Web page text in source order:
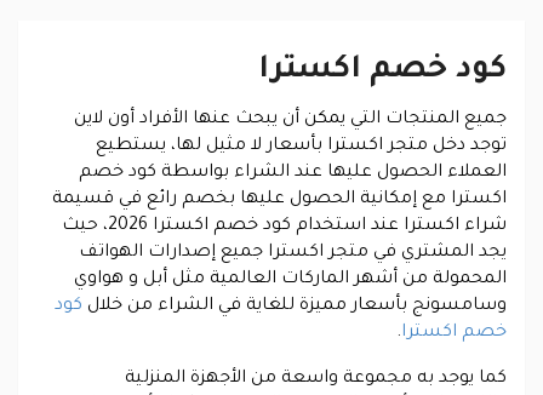
كود خصم اكسترا
جميع المنتجات التي يمكن أن يبحث عنها الأفراد أون لاين
توجد دخل متجر اكسترا بأسعار لا مثيل لها، يستطيع
العملاء الحصول عليها عند الشراء بواسطة كود خصم
اكسترا مع إمكانية الحصول عليها بخصم رائع في قسيمة
شراء اكسترا عند استخدام كود خصم اكسترا 2026، حيث
يجد المشتري في متجر اكسترا جميع إصدارات الهواتف
المحمولة من أشهر الماركات العالمية مثل أبل و هواوي
وسامسونج بأسعار مميزة للغاية في الشراء من خلال كود
خصم اكسترا.
كما يوجد به مجموعة واسعة من الأجهزة المنزلية